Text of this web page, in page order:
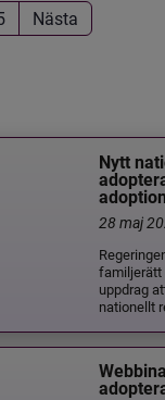
Nästa
Nytt
28 maj
familjerätt
uppdrag
nationellt